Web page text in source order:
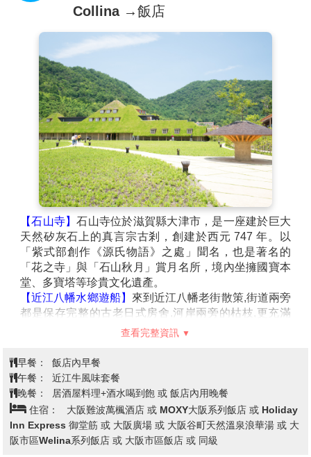
Collina →飯店
【石山寺】石山寺位於滋賀縣大津市，是一座建於巨大
天然矽灰石上的真言宗古剎，創建於西元 747 年。以
「紫式部創作《源氏物語》之處」聞名，也是著名的
「花之寺」與「石山秋月」賞月名所，境內坐擁國寶本
堂、多寶塔等珍貴文化遺產。
【近江八幡水鄉遊船】 來到近江八幡老街散策,街道兩旁
都是保存完整的古老日式房舍,河岸兩旁的枯枝,更充滿
了歷史文化的滄桑感,在這日本威尼斯的橋水之間，享受
【La Collina近江八幡】
賀縣近江八幡的老字號甜點製作商TANEYA品牌的旗艦
店，是一處大自然與甜點美食完美融合的設施。屋頂是
小山丘的形狀，連上面也全部都種了綠草，建築獨具特
色。除了可以自費品嚐到他們引以為傲的年輪蛋糕外，
還是個可以放鬆身心靈的好地方，宛如一座充滿綠意的
查看完整資訊
早餐：
飯店內早餐
午餐：
近江牛風味套餐
晚餐：
居酒屋料理+酒水喝到飽 或 飯店內用晚餐
住宿：
大阪難波萬楓酒店 或 MOXY大阪系列飯店 或 Holiday
Inn Express 御堂筋 或 大阪廣場 或 大阪谷町天然溫泉浪華湯 或 大
阪市區Welina系列飯店 或 大阪市區飯店 或 同級